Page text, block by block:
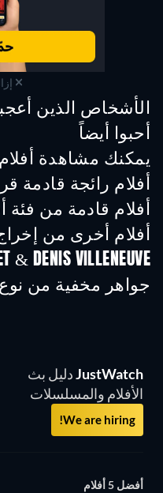
الأشخاص الذين
أحبوا أيضاً
يمكنك مشاهدة
أفلام رائجة قادمة
أفلام قادمة من فئة
& DENIS VILLENEUVE
جواهر مخفية من نوع SCI-FI DRAMA
تلفزيون
JustWatchدليل بث
الأفلام والمسلسلات
We are hiring!
أفضل 5 أفلام